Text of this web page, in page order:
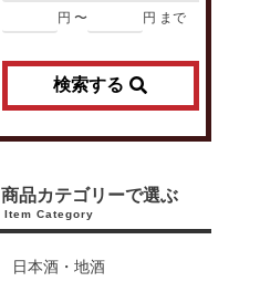
円 〜 円 まで
検索する
商品カテゴリーで選ぶ
Item Category
日本酒・地酒